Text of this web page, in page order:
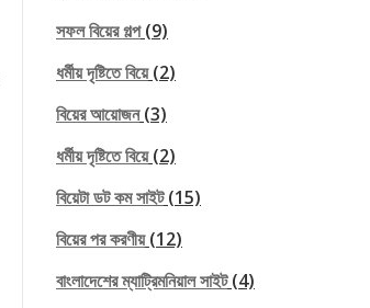
সফল বিয়ের গল্প(9)
ধর্মীয় দৃষ্টিতে বিয়ে(2)
বিয়ের আয়োজন(3)
ধর্মীয় দৃষ্টিতে বিয়ে(2)
বিয়েটা ডট কম সাইট(15)
বিয়ের পর করণীয়(12)
বাংলাদেশের ম্যাট্রিমনিয়াল সাইট(4)